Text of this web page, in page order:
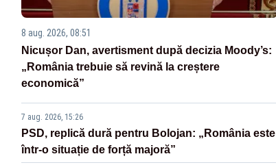
8 aug. 2026, 08:51
Nicușor Dan, avertisment după decizia Moody’s:
„România trebuie să revină la creștere
economică”
7 aug. 2026, 15:26
PSD, replică dură pentru Bolojan: „România este
într-o situație de forță majoră”